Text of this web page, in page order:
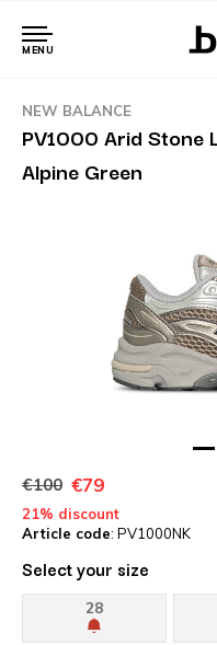
MENU
NEW BALANCE
PV1000 Arid Stone
Alpine Green
€100 €79
21% discount
Article code: PV1000NK
Select your size
28